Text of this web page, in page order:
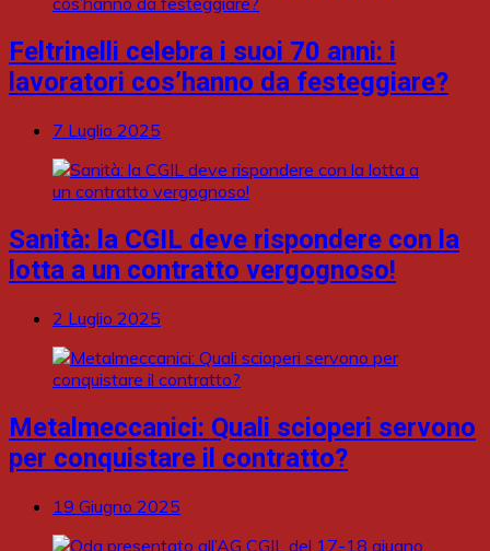
Feltrinelli celebra i suoi 70 anni: i
lavoratori cos’hanno da festeggiare?
7 Luglio 2025
Sanità: la CGIL deve rispondere con la
lotta a un contratto vergognoso!
2 Luglio 2025
Metalmeccanici: Quali scioperi servono
per conquistare il contratto?
19 Giugno 2025